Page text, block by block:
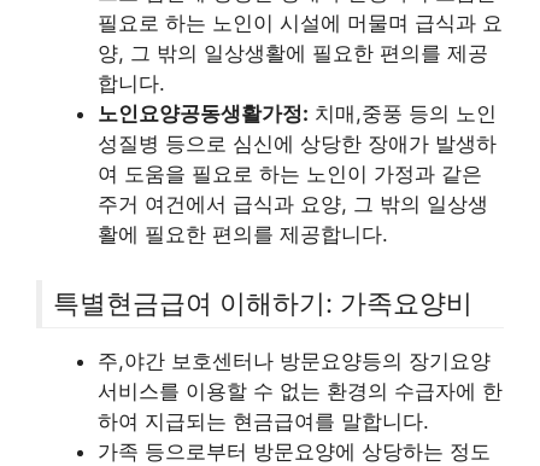
필요로 하는 노인이 시설에 머물며 급식과 요
양, 그 밖의 일상생활에 필요한 편의를 제공
합니다.
노인요양공동생활가정: 치매,중풍 등의 노인
성질병 등으로 심신에 상당한 장애가 발생하
여 도움을 필요로 하는 노인이 가정과 같은
주거 여건에서 급식과 요양, 그 밖의 일상생
활에 필요한 편의를 제공합니다.
특별현금급여 이해하기: 가족요양비
주,야간 보호센터나 방문요양등의 장기요양
서비스를 이용할 수 없는 환경의 수급자에 한
하여 지급되는 현금급여를 말합니다.
가족 등으로부터 방문요양에 상당하는 정도